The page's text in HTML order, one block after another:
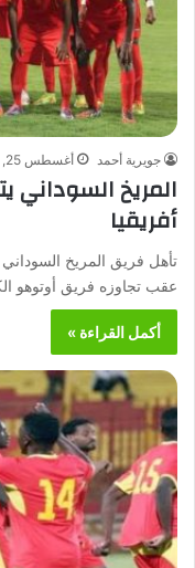
جويرية أحمد أغسطس 25, 2023
أفريقيا
عقب تجاوزه فريق أوتوهو
أكمل القراءة »